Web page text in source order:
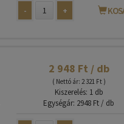
- +
2 948 Ft / db
( Nettó ár: 2 321 Ft )
Kiszerelés: 1 db
Egységár: 2948 Ft / db